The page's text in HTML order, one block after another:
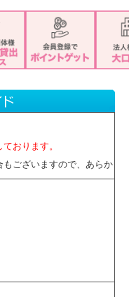
おります。
もございますので、あらか